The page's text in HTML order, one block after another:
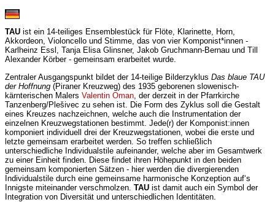
TAU ist ein 14-teiliges Ensemblestück für Flöte, Klarinette, Horn,
Akkordeon, Violoncello und Stimme, das von vier Komponist*innen -
Karlheinz Essl, Tanja Elisa Glinsner, Jakob Gruchmann-Bernau und Till
Alexander Körber - gemeinsam erarbeitet wurde.
Zentraler Ausgangspunkt bildet der 14-teilige Bilderzyklus Das blaue TAU
der Hoffnung (Piraner Kreuzweg) des 1935 geborenen slowenisch-
kärnterischen Malers Valentin Oman , der derzeit in der Pfarrkirche
Tanzenberg/Plešivec zu sehen ist. Die Form des Zyklus soll die Gestalt
eines Kreuzes nachzeichnen, welche auch die Instrumentation der
einzelnen Kreuzwegstationen bestimmt. Jede(r) der Komponist:innen
komponiert individuell drei der Kreuzwegstationen, wobei die erste und
letzte gemeinsam erarbeitet werden. So treffen schließlich
unterschiedliche Individualstile aufeinander, welche aber im Gesamtwerk
zu einer Einheit finden. Diese findet ihren Höhepunkt in den beiden
gemeinsam komponierten Sätzen - hier werden die divergierenden
Individualstile durch eine gemeinsame harmonische Konzeption auf‘s
Innigste miteinander verschmolzen. TAU ist damit auch ein Symbol der
Integration von Diversität und unterschiedlichen Identitäten.